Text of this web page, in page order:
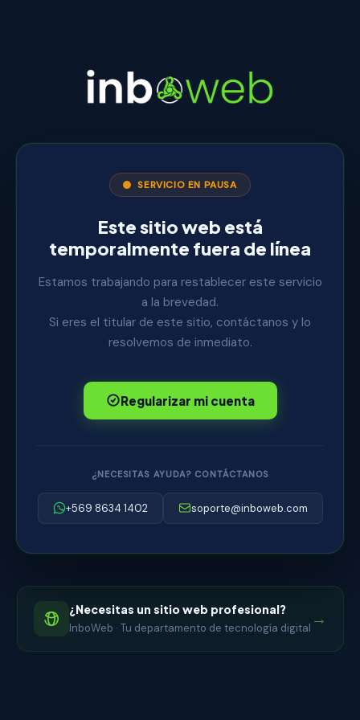
SERVICIO EN PAUSA
Este sitio web está
temporalmente fuera de línea
Estamos trabajando para restablecer este servicio
a la brevedad.
Si eres el titular de este sitio, contáctanos y lo
resolvemos de inmediato.
Regularizar mi cuenta
¿NECESITAS AYUDA? CONTÁCTANOS
+569 8634 1402 soporte@inboweb.com
¿Necesitas un sitio web profesional?
InboWeb · Tu departamento de tecnología digital →